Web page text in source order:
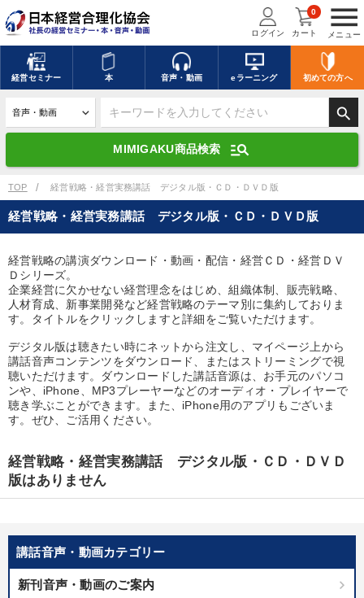
menu
メニュー
ログイン カート
0
経営セミナー 本 音声・動画 eラーニング 初めての方へ
search
MIMIGAKU商品検索 manage_search
キーワードを入力して探す
デジタル版対応のみ検索結果に表示する
search 上記の条件で検索
全国経営者セミナー講演収録物（全1315タイトル）からお探しいただけ
ます
カテゴリー
優秀各社の智恵と戦略 事業家のロマンと経営
若手異才経営者の発想 専門家のアドバイス
148回夏季大会
タル版（音声／動画ストリーミング・ダウンロード）
TOP 経営戦略・経営実務講話 デジタル版・ＣＤ・ＤＶＤ版
講話音声・動画カテゴリー
新刊音声・動画のご案内
経営戦略・経営実務講話 デジタル版・ＣＤ・ＤＶＤ版
経営戦略の講演ダウンロード・動画・配信・経営ＣＤ・経営ＤＶ
Ｄシリーズ。
企業経営に欠かせない経営理念をはじめ、組織体制、販売戦略、
人材育成、新事業開発など経営戦略のテーマ別に集約しておりま
す。タイトルをクリックしますと詳細をご覧いただけます。
デジタル版は聴きたい時にネットから注文し、マイページ上から
講話音声コンテンツをダウンロード、またはストリーミングで視
聴いただけます。ダウンロードした講話音源は、お手元のパソコ
ンや、iPhone、MP3プレーヤーなどのオーディオ・プレイヤーで
聴き学ぶことができます。また、iPhone用のアプリもございま
す。ぜひ、ご活用ください。
経営戦略・経営実務講話 デジタル版・ＣＤ・ＤＶＤ
版はありません